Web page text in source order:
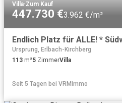
Villa·Zum Kauf
447.730 €3.962 €/m²
Ursprung, Erlbach-Kirchberg
113 m²5 ZimmerVilla
Seit 5 Tagen bei VRMImmo